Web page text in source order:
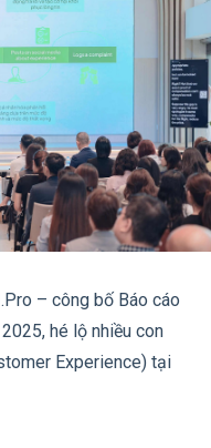
– công bố Báo cáo
hé lộ nhiều con
Experience) tại